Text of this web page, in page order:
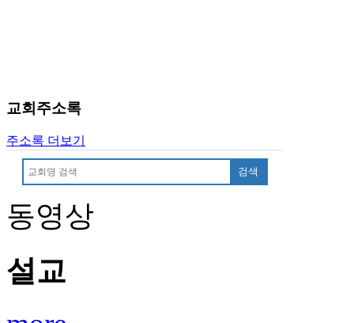
리
e
규
노
휴
사
교회주소록
주소록 더보기
검색
동영상
설교